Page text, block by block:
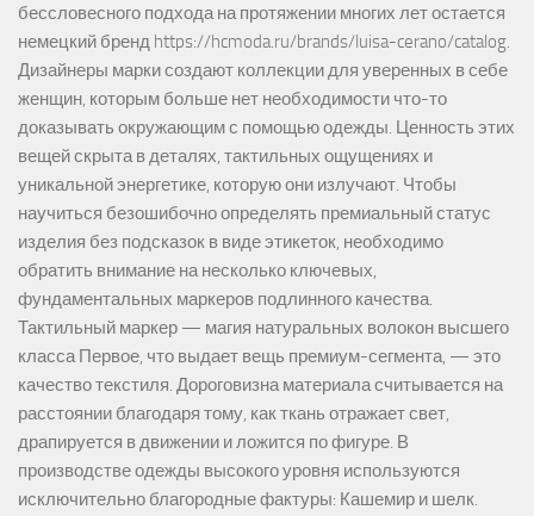
бессловесного подхода на протяжении многих лет остается
немецкий бренд https://hcmoda.ru/brands/luisa-cerano/catalog.
Дизайнеры марки создают коллекции для уверенных в себе
женщин, которым больше нет необходимости что-то
доказывать окружающим с помощью одежды. Ценность этих
вещей скрыта в деталях, тактильных ощущениях и
уникальной энергетике, которую они излучают. Чтобы
научиться безошибочно определять премиальный статус
изделия без подсказок в виде этикеток, необходимо
обратить внимание на несколько ключевых,
фундаментальных маркеров подлинного качества.
Тактильный маркер — магия натуральных волокон высшего
класса Первое, что выдает вещь премиум-сегмента, — это
качество текстиля. Дороговизна материала считывается на
расстоянии благодаря тому, как ткань отражает свет,
драпируется в движении и ложится по фигуре. В
производстве одежды высокого уровня используются
исключительно благородные фактуры: Кашемир и шелк.